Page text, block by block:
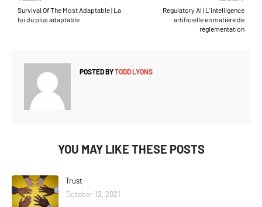
Regulatory AI | L'intelligence
artificielle en matière de
réglementation
Survival Of The Most Adaptable | La
loi du plus adaptable
POSTED BYTODD LYONS
YOU MAY LIKE THESE POSTS
Trust
October 12, 2021